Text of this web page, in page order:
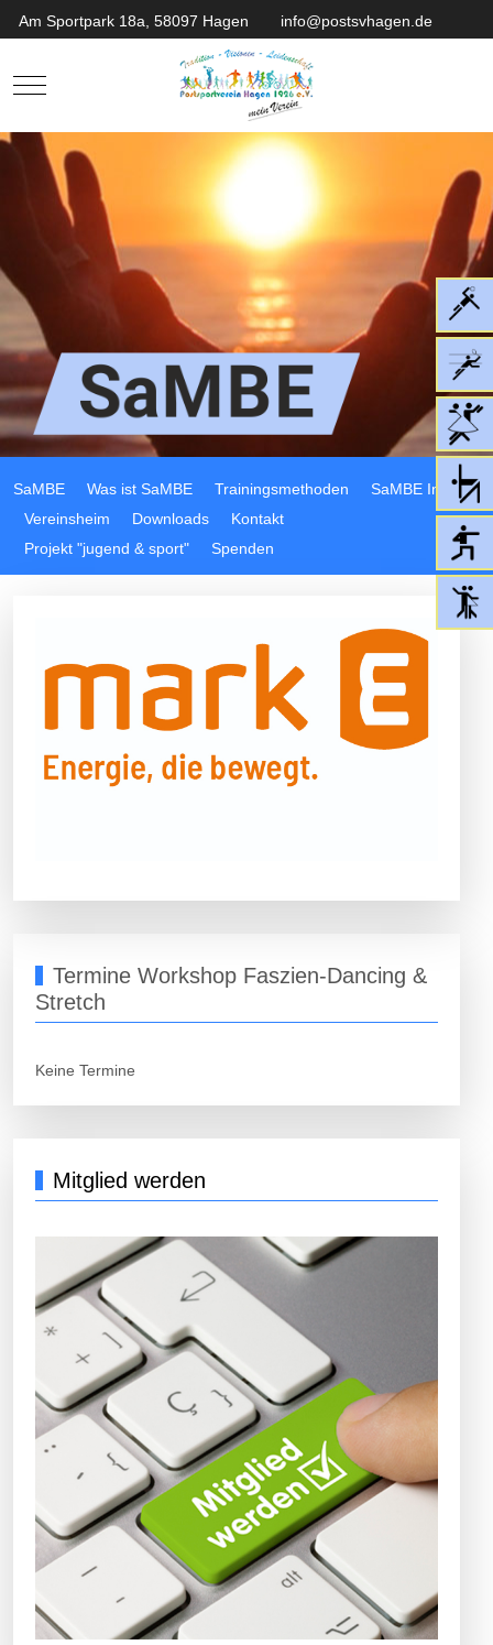
Am Sportpark 18a, 58097 Hagen info@postsvhagen.de
Mobile Menu Toggle
SaMBE Was ist SaMBE Trainingsmethoden
SaMBE Info
Vereinsheim
Downloads
Kontakt
Projekt "jugend & sport"
Spenden
Termine Workshop Faszien-Dancing &
Stretch
Keine Termine
Mitglied werden